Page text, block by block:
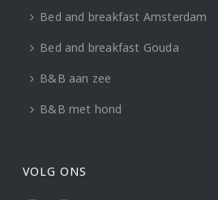
Bed and breakfast Amsterdam
Bed and breakfast Gouda
B&B aan zee
B&B met hond
VOLG ONS